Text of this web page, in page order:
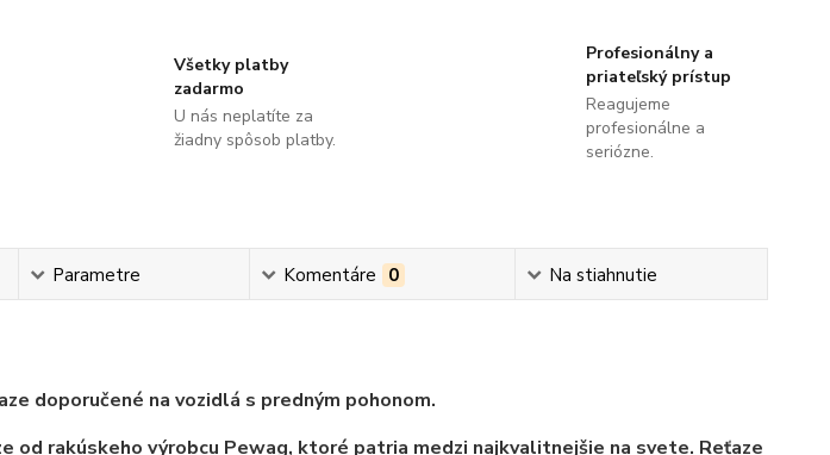
Všetky platby
zadarmo
U nás neplatíte za
žiadny spôsob platby.
Profesionálny a
priateľský prístup
Reagujeme
profesionálne a
seriózne.
Parametre Komentáre 0 Na stiahnutie
doporučené na vozidlá s predným pohonom.
od rakúskeho výrobcu Pewag, ktoré patria medzi najkvalitnejšie na svete. Reťaze